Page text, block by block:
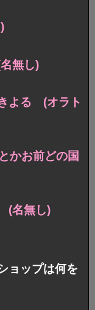
無し)
よる (オラト
かお前どの国
(名無し)
ョップは何を